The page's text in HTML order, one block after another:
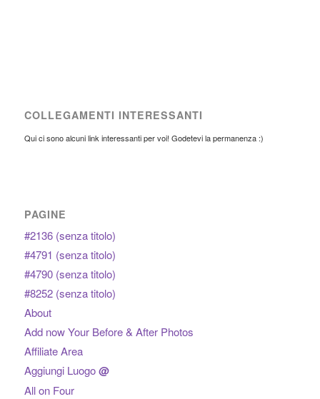
COLLEGAMENTI INTERESSANTI
Qui ci sono alcuni link interessanti per voi! Godetevi la permanenza :)
PAGINE
#2136 (senza titolo)
#4791 (senza titolo)
#4790 (senza titolo)
#8252 (senza titolo)
About
Add now Your Before & After Photos
Affiliate Area
Aggiungi Luogo@
All on Four